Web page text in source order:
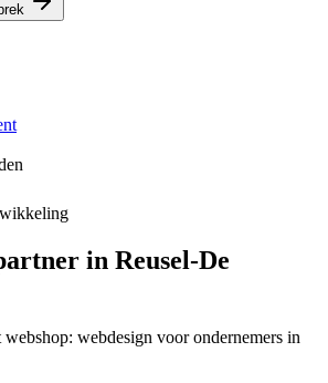
in Reusel-De
webdesign voor ondernemers in